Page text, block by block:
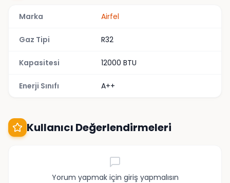
Marka Airfel
Gaz Tipi R32
Kapasitesi 12000 BTU
Enerji Sınıfı A++
Kullanıcı Değerlendirmeleri
Yorum yapmak için giriş yapmalısın